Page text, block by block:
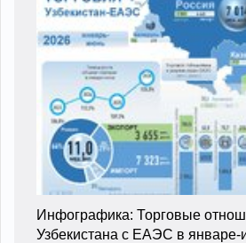
Инфографика: Торговые
Узбекистана с ЕАЭС в январе-